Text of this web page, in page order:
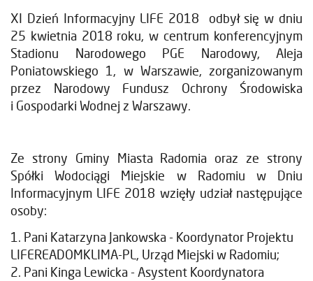
XI Dzień Informacyjny LIFE 2018 odbył się w dniu
25 kwietnia 2018 roku, w centrum konferencyjnym
Stadionu Narodowego PGE Narodowy, Aleja
Poniatowskiego 1, w Warszawie, zorganizowanym
przez Narodowy Fundusz Ochrony Środowiska
i Gospodarki Wodnej z Warszawy.
Ze strony Gminy Miasta Radomia oraz ze strony
Spółki Wodociągi Miejskie w Radomiu w Dniu
Informacyjnym LIFE 2018 wzięły udział następujące
osoby:
1. Pani Katarzyna Jankowska - Koordynator Projektu
LIFEREADOMKLIMA-PL, Urząd Miejski w Radomiu;
2. Pani Kinga Lewicka - Asystent Koordynatora